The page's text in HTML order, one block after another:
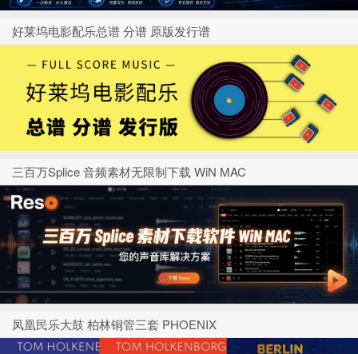
好莱坞电影配乐总谱 分谱 原版发行谱
三百万Splice 音频素材无限制下载 WiN MAC
凤凰民乐大鼓 柏林铜管三套 PHOENIX